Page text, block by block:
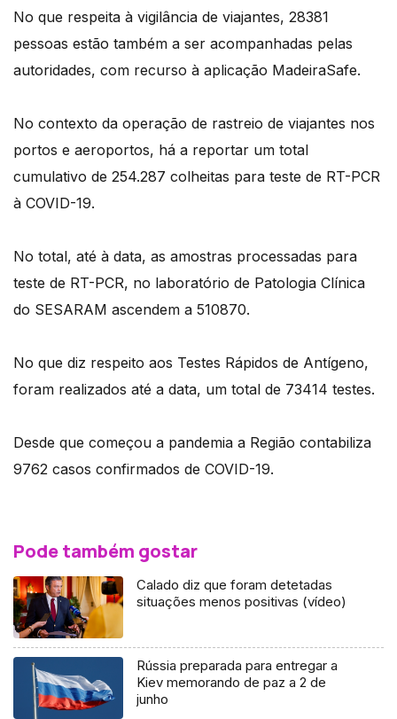
No que respeita à vigilância de viajantes, 28381
pessoas estão também a ser acompanhadas pelas
autoridades, com recurso à aplicação MadeiraSafe.
No contexto da operação de rastreio de viajantes nos
portos e aeroportos, há a reportar um total
cumulativo de 254.287 colheitas para teste de RT-PCR
à COVID-19.
No total, até à data, as amostras processadas para
teste de RT-PCR, no laboratório de Patologia Clínica
do SESARAM ascendem a 510870.
No que diz respeito aos Testes Rápidos de Antígeno,
foram realizados até a data, um total de 73414 testes.
Desde que começou a pandemia a Região contabiliza
9762 casos confirmados de COVID-19.
Pode também gostar
Calado diz que foram detetadas
situações menos positivas (vídeo)
Rússia preparada para entregar a
Kiev memorando de paz a 2 de
junho